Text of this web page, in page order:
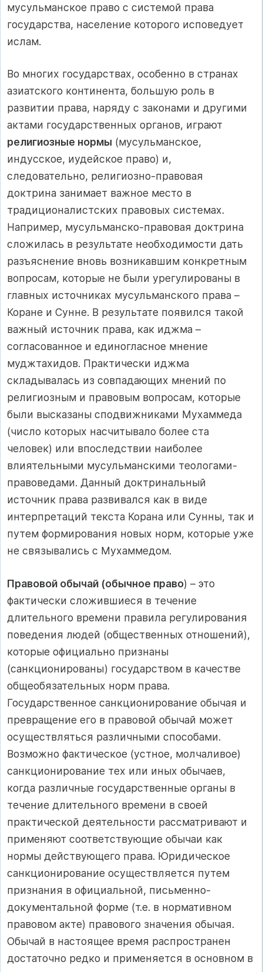
мусульманское право с системой права
государства, население которого исповедует
ислам.
Во многих государствах, особенно в странах
азиатского континента, большую роль в
развитии права, наряду с законами и другими
актами государственных органов, играют
религиозные нормы (мусульманское,
индусское, иудейское право) и,
следовательно, религиозно-правовая
доктрина занимает важное место в
традиционалистских правовых системах.
Например, мусульманско-правовая доктрина
сложилась в результате необходимости дать
разъяснение вновь возникавшим конкретным
вопросам, которые не были урегулированы в
главных источниках мусульманского права –
Коране и Сунне. В результате появился такой
важный источник права, как иджма –
согласованное и единогласное мнение
муджтахидов. Практически иджма
складывалась из совпадающих мнений по
религиозным и правовым вопросам, которые
были высказаны сподвижниками Мухаммеда
(число которых насчитывало более ста
человек) или впоследствии наиболее
влиятельными мусульманскими теологами-
правоведами. Данный доктринальный
источник права развивался как в виде
интерпретаций текста Корана или Сунны, так и
путем формирования новых норм, которые уже
не связывались с Мухаммедом.
Правовой обычай (обычное право) – это
фактически сложившиеся в течение
длительного времени правила регулирования
поведения людей (общественных отношений),
которые официально признаны
(санкционированы) государством в качестве
общеобязательных норм права.
Государственное санкционирование обычая и
превращение его в правовой обычай может
осуществляться различными способами.
Возможно фактическое (устное, молчаливое)
санкционирование тех или иных обычаев,
когда различные государственные органы в
течение длительного времени в своей
практической деятельности рассматривают и
применяют соответствующие обычаи как
нормы действующего права. Юридическое
санкционирование осуществляется путем
признания в официальной, письменно-
документальной форме (т.е. в нормативном
правовом акте) правового значения обычая.
Обычай в настоящее время распространен
достаточно редко и применяется в основном в